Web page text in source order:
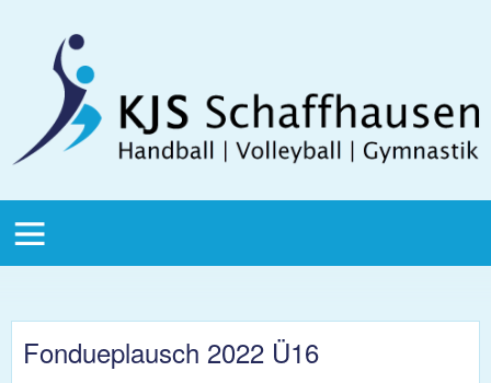
Schaffhausen
Menu
Fondueplausch 2022 Ü16